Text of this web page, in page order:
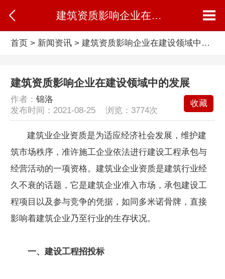
建筑资质影响企业在建设领域中的发展
首页> 新闻资讯> 建筑资质影响企业在建设领域中的发展
建筑资质影响企业在建设领域中的发展
作者： 锦洛
发布时间：2021-08-25 浏览： 3774次
收藏
建筑业企业资质是为适应经济社会发展，维护建
筑市场秩序，准许施工企业依法进行建设工程承包与
经营活动的一项资格。建筑业企业资质是建筑行业经
久不衰的话题，它是建筑企业准入市场，承包建设工
程项目以及参与竞争的凭据，如同多米诺骨牌，直接
影响着建筑企业乃至行业的生存状况。
一、建设工程招投标